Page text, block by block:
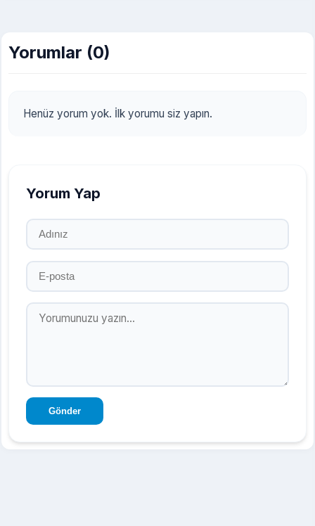
Yorumlar (0)
Henüz yorum yok. İlk yorumu siz yapın.
Yorum Yap
Gönder